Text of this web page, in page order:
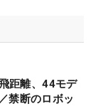
距離、44モデ
禁断のロボッ